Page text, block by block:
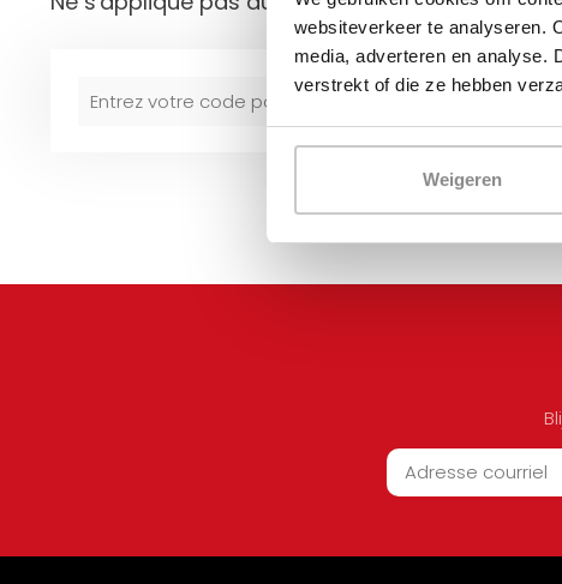
websiteverkeer te analyseren.
media, adverteren en analyse.
verstrekt of die ze hebben
Weigeren